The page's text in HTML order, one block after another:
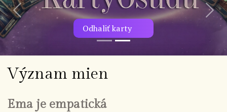
Odhaliť karty
Predchádzajúca snímka
Význam mien
Ema je empatická